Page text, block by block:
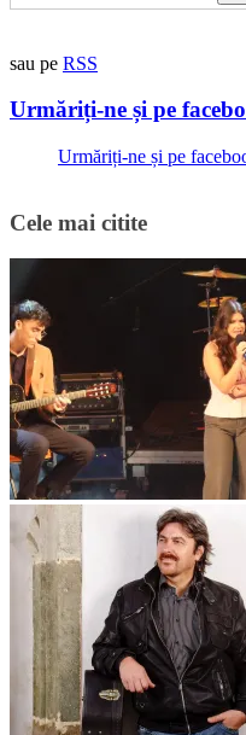
sau pe RSS
Urmăriți-ne și pe
Urmăriți-ne și pe
Cele mai citite